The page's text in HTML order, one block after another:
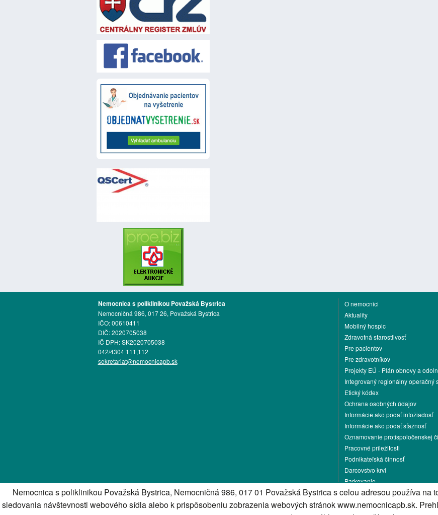
Nemocnica s poliklinikou Považská Bystrica
Nemocničná 986, 017 26, Považská Bystrica
IČO: 00610411
DIČ: 2020705038
IČ DPH: SK2020705038
042/4304 111,112
sekretariat@nemocnicapb.sk
O nemocnici
Aktuality
Mobilný hospic
Zdravotná starostlivosť
Pre pacientov
Pre zdravotníkov
Projekty EÚ - Plán obnovy a
Integrovaný regionálny operačný
Etický kódex
Ochrana osobných údajov
Informácie ako podať infožiadosť
Informácie ako podať sťažnosť
Oznamovanie protispoločenskej
Pracovné príležitosti
Podnikateľská činnosť
Darcovstvo krvi
Parkovanie
Energetika
Kontakt
Nemocnica s poliklinikou Považská Bystrica, Nemocničná 986, 017 01 Považská Bystrica s celou adresou používa na
sledovania návštevnosti webového sídla alebo k prispôsobeniu zobrazenia webových stránok www.nemocnicapb.sk.